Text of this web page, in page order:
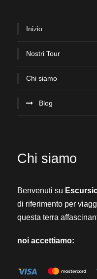
Inizio
Nostri Tour
Chi siamo
Blog
Chi siamo
Benvenuti su
di riferimento per
questa terra
noi accettiamo: